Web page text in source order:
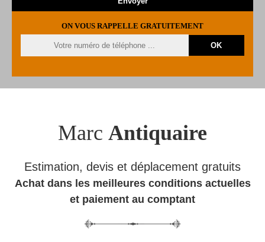
ON VOUS RAPPELLE GRATUITEMENT
Marc Antiquaire
Estimation, devis et déplacement gratuits
Achat dans les meilleures conditions actuelles
et paiement au comptant